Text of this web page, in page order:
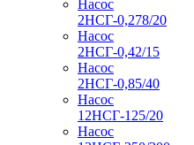
Насос
2НСГ-0,278/20
Насос
2НСГ-0,42/15
Насос
2НСГ-0,85/40
Насос
12НСГ-125/20
Насос